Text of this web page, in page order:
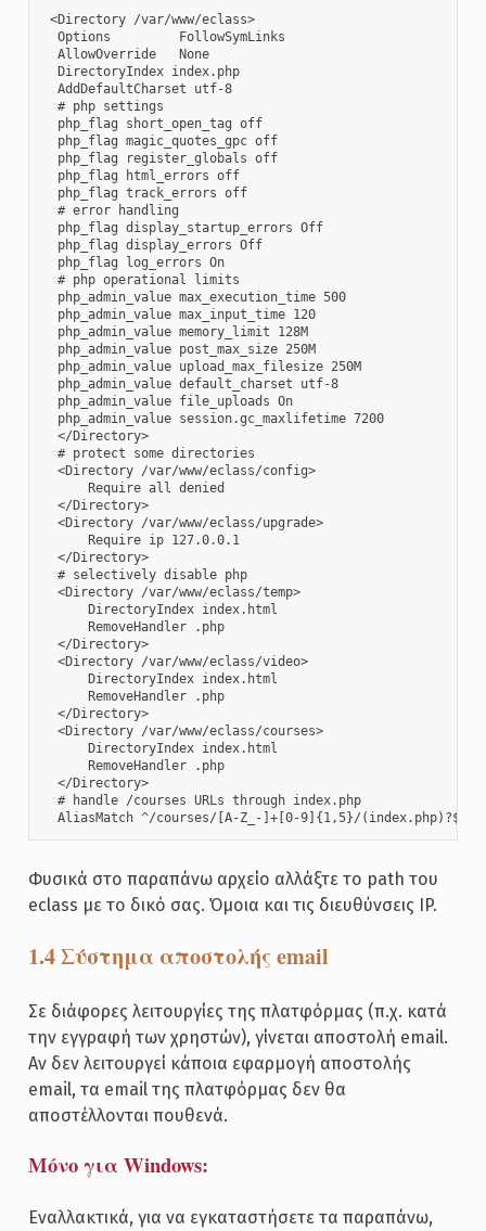
<Directory /var/www/eclass>
  Options         FollowSymLinks
  AllowOverride   None
  DirectoryIndex index.php
  AddDefaultCharset utf-8
  # php settings
  php_flag short_open_tag off
  php_flag magic_quotes_gpc off
  php_flag register_globals off
  php_flag html_errors off
  php_flag track_errors off
  # error handling
  php_flag display_startup_errors Off
  php_flag display_errors Off
  php_flag log_errors On
  # php operational limits
  php_admin_value max_execution_time 500
  php_admin_value max_input_time 120
  php_admin_value memory_limit 128M
  php_admin_value post_max_size 250M
  php_admin_value upload_max_filesize 250M
  php_admin_value default_charset utf-8
  php_admin_value file_uploads On
  php_admin_value session.gc_maxlifetime 7200
  </Directory>
  # protect some directories
  <Directory /var/www/eclass/config>
      Require all denied
  </Directory>
  <Directory /var/www/eclass/upgrade>
      Require ip 127.0.0.1
  </Directory>
  # selectively disable php
  <Directory /var/www/eclass/temp>
      DirectoryIndex index.html
      RemoveHandler .php
  </Directory>
  <Directory /var/www/eclass/video>
      DirectoryIndex index.html
      RemoveHandler .php
  </Directory>
  <Directory /var/www/eclass/courses>
      DirectoryIndex index.html
      RemoveHandler .php
  </Directory>
  # handle /courses URLs through index.php
AliasMatch ^/courses/[A-Z_-]+[0-9]{1,5}/(index.php)?$ /
Φυσικά στο παραπάνω αρχείο αλλάξτε τo path του
eclass με το δικό σας. Όμοια και τις διευθύνσεις IP.
1.4 Σύστημα αποστολής email
Σε διάφορες λειτουργίες της πλατφόρμας (π.χ. κατά
την εγγραφή των χρηστών), γίνεται αποστολή email.
Αν δεν λειτουργεί κάποια εφαρμογή αποστολής
email, τα email της πλατφόρμας δεν θα
αποστέλλονται πουθενά.
Μόνο για Windows:
Εναλλακτικά, για να εγκαταστήσετε τα παραπάνω,